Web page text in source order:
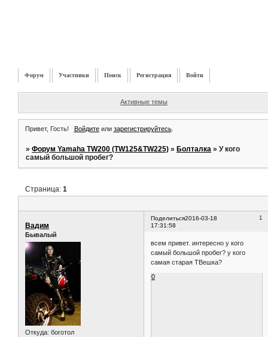
Форум Участники Поиск Регистрация Войти
Активные темы
Привет, Гость! Войдитеили зарегистрируйтесь.
»Форум Yamaha TW200 (TW125&TW225) »Болталка »У кого
самый большой пробег?
Страница:1
Поделиться 1
2016-03-18
17:31:58
Вадим
Бывалый
Откуда: боготол
всем привет. интересно у кого
самый большой пробег? у кого
самая старая ТВешка?
0